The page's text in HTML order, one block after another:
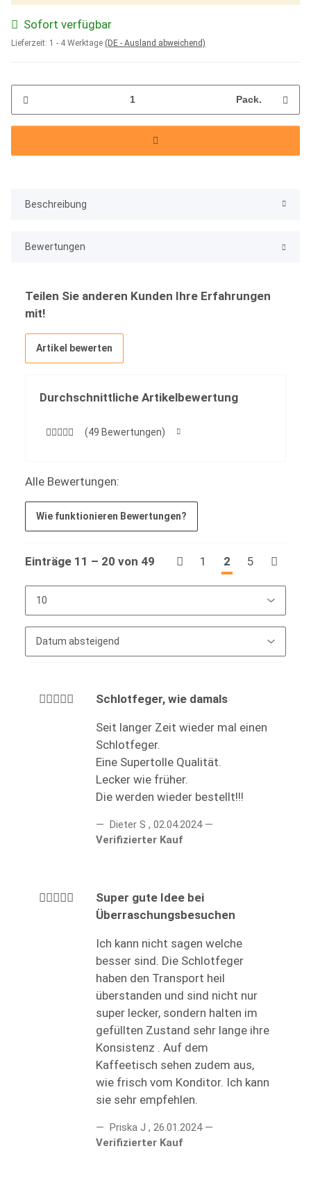
Sofort verfügbar
Lieferzeit: 1 - 4 Werktage (DE - Ausland abweichend)
Pack.
Beschreibung
Bewertungen
Durchschnittliche Artikelbewertung
(49 Bewertungen)
Teilen Sie anderen Kunden Ihre Erfahrungen
mit!
Artikel bewerten
Alle Bewertungen:
Wie funktionieren Bewertungen?
Einträge 11 – 20 von 49 1 2 5
Schlotfeger, wie damals
Seit langer Zeit wieder mal einen
Schlotfeger.
Eine Supertolle Qualität.
Lecker wie früher.
Die werden wieder bestellt!!!
Dieter S , 02.04.2024
Verifizierter Kauf
Super gute Idee bei
Überraschungsbesuchen
Ich kann nicht sagen welche
besser sind. Die Schlotfeger
haben den Transport heil
überstanden und sind nicht nur
super lecker, sondern halten im
gefüllten Zustand sehr lange ihre
Konsistenz . Auf dem
Kaffeetisch sehen zudem aus,
wie frisch vom Konditor. Ich kann
sie sehr empfehlen.
Priska J , 26.01.2024
Verifizierter Kauf